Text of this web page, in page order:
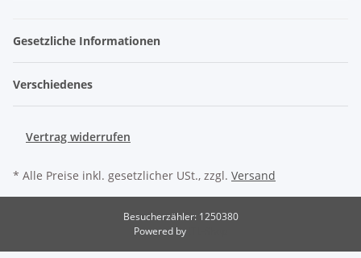
Gesetzliche Informationen
Verschiedenes
Vertrag widerrufen
* Alle Preise inkl. gesetzlicher USt., zzgl. Versand
Besucherzähler: 1250380
Powered by